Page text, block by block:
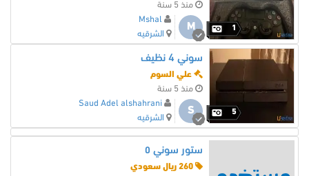
1
منذ 5 سنة
M
Mshal
الشرقيه
5
سوني 4 نظيف
علي السوم
منذ 5 سنة
S
Saud Adel alshahrani
الشرقيه
ستور سوني ٥